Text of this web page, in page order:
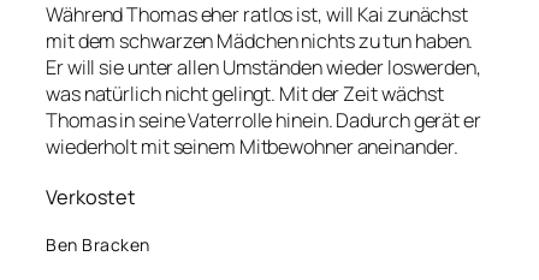
Während Thomas eher ratlos ist, will Kai zunächst
mit dem schwarzen Mädchen nichts zu tun haben.
Er will sie unter allen Umständen wieder loswerden,
was natürlich nicht gelingt. Mit der Zeit wächst
Thomas in seine Vaterrolle hinein. Dadurch gerät er
wiederholt mit seinem Mitbewohner aneinander.
Verkostet
Ben Bracken